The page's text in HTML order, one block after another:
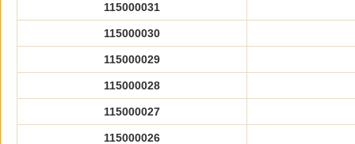
115000031
115000030
115000029
115000028
115000027
115000026